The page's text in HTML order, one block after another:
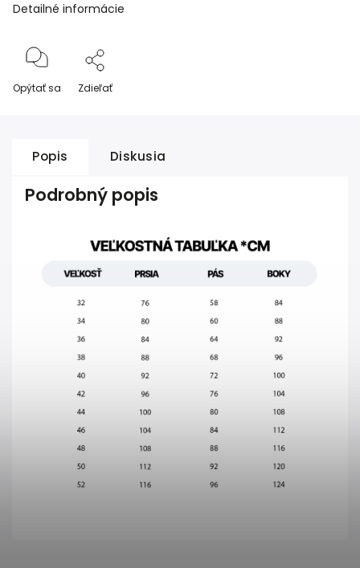
Detailné informácie
Opýtať sa Zdieľať
Popis Diskusia
Podrobný popis